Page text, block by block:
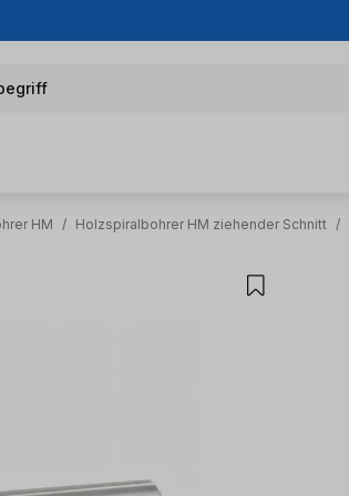
HM / Holzspiralbohrer HM ziehender Schnitt /